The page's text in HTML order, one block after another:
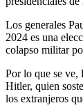
Los generales
2024 es una
colapso militar
Por lo que se ve,
Hitler, quien
los extranjeros